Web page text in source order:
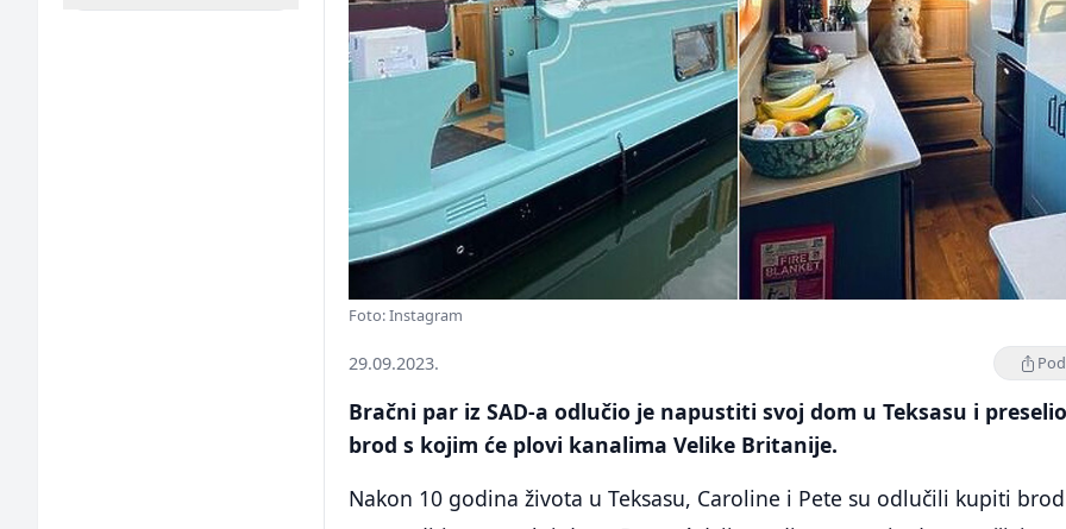
Foto: Instagram
29.09.2023.
Bračni par iz SAD-a odlučio je napustiti svoj dom u Teksasu i
brod s kojim će plovi kanalima Velike Britanije.
Nakon 10 godina života u Teksasu, Caroline i Pete su odlučili kupiti